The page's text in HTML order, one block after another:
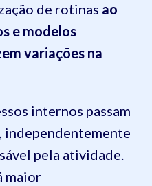
de rotinas ao
e modelos
variações na
internos passam
independentemente
pela atividade.
maior